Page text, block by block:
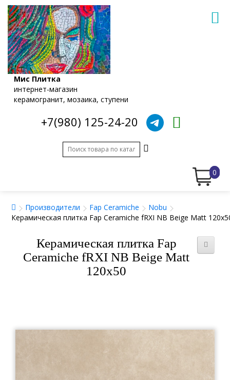
Мис Плитка
интернет-магазин
керамогранит, мозаика, ступени
+7(980) 125-24-20
0
Производители Fap Ceramiche
Nobu
Керамическая плитка Fap Ceramiche fRXI NB Beige Matt
Керамическая плитка Fap
Ceramiche fRXI NB Beige Matt
120x50